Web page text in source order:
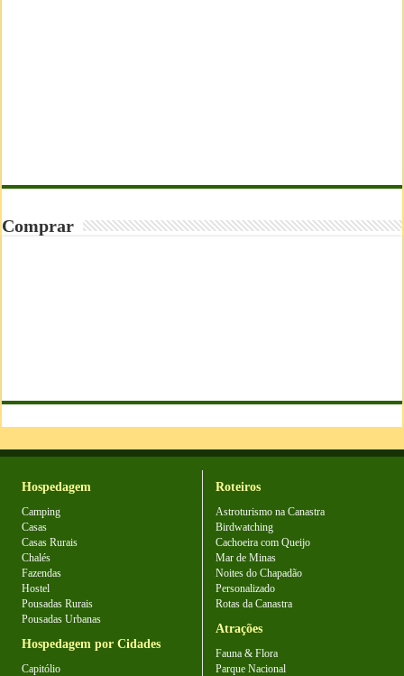
Comprar
Hospedagem
Camping
Casas
Casas Rurais
Chalés
Fazendas
Hostel
Pousadas Rurais
Pousadas Urbanas
Hospedagem por Cidades
Capitólio
Roteiros
Astroturismo na Canastra
Birdwatching
Cachoeira com Queijo
Mar de Minas
Noites do Chapadão
Personalizado
Rotas da Canastra
Atrações
Fauna & Flora
Parque Nacional